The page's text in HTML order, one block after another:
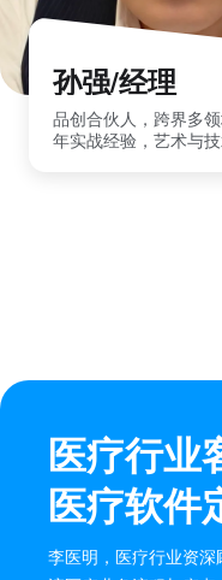
孙强/经理
品创合伙人，跨界多
年实战经验，艺术与技
医疗行业
医疗软件
李医明，医疗行业资